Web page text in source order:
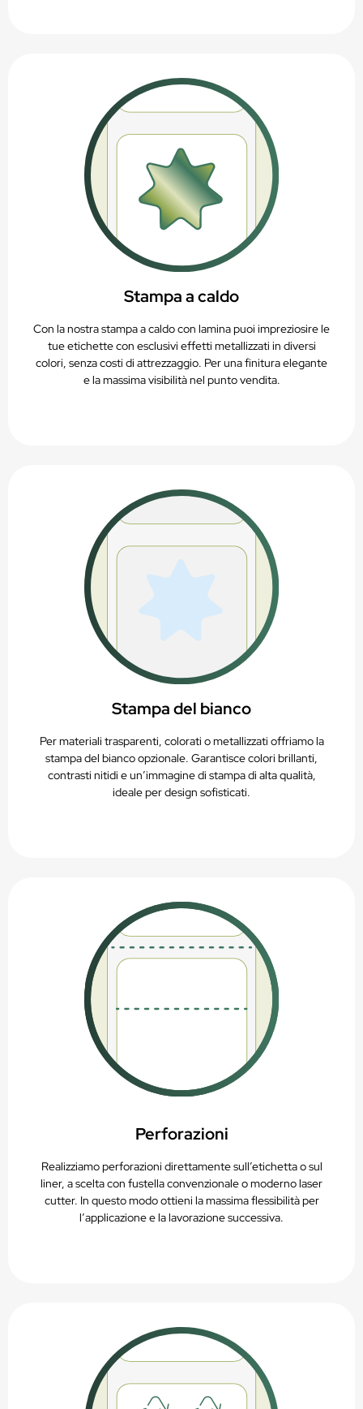
Stampa a caldo
Con la nostra stampa a caldo con lamina puoi impreziosire le
tue etichette con esclusivi effetti metallizzati in diversi
colori, senza costi di attrezzaggio. Per una finitura elegante
e la massima visibilità nel punto vendita.
Stampa del bianco
Per materiali trasparenti, colorati o metallizzati offriamo la
stampa del bianco opzionale. Garantisce colori brillanti,
contrasti nitidi e un’immagine di stampa di alta qualità,
ideale per design sofisticati.
Perforazioni
Realizziamo perforazioni direttamente sull’etichetta o sul
liner, a scelta con fustella convenzionale o moderno laser
cutter. In questo modo ottieni la massima flessibilità per
l’applicazione e la lavorazione successiva.